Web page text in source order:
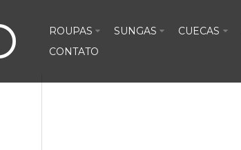
ROUPAS SUNGAS CUECAS
CONTATO